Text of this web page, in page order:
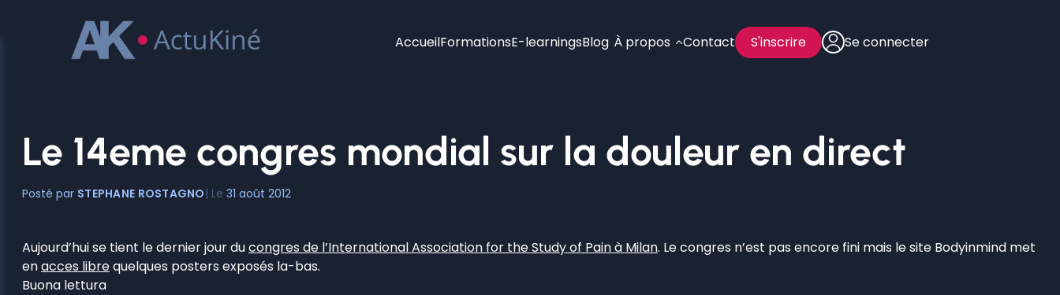
AccueilFormationsE-learningsBlog À propos Contact S'inscrire Se connecter
Le 14eme congres mondial sur la douleur en direct
STEPHANE ROSTAGNO 31 août 2012
Aujourd’hui se tient le dernier jour ducongres de l’International Association for the Study of Pain à Milan. Le congres n’est pas encore fini mais le site Bodyinmind met
enacces librequelques posters exposés la-bas.
Buona lettura